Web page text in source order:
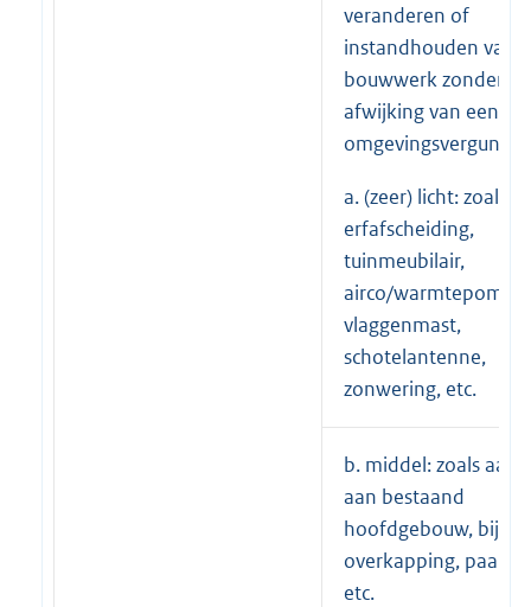
veranderen of
instandhouden van
bouwwerk zonder
afwijking van een
a. (zeer) licht: zoals
erfafscheiding,
tuinmeubilair,
airco/warmtepomp-
vlaggenmast,
schotelantenne,
zonwering, etc.
b. middel: zoals
aan bestaand
hoofdgebouw,
overkapping,
etc.